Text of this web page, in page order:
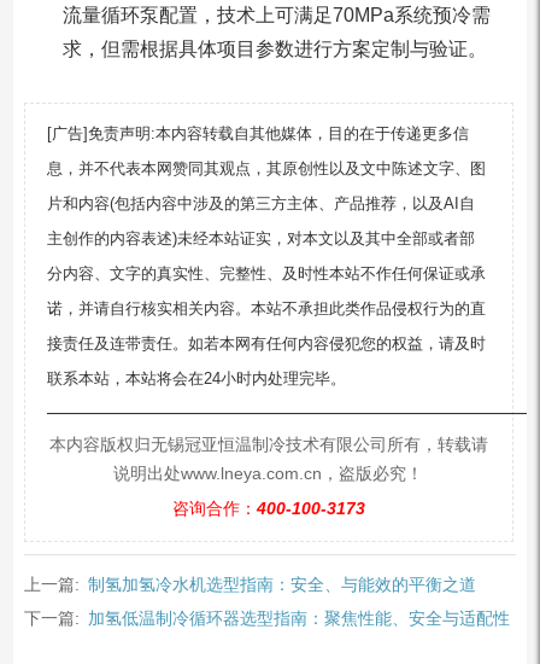
流量循环泵配置，技术上可满足70MPa系统预冷需
求，但需根据具体项目参数进行方案定制与验证。
[广告]免责声明:本内容转载自其他媒体，目的在于传递更多信
息，并不代表本网赞同其观点，其原创性以及文中陈述文字、图
片和内容(包括内容中涉及的第三方主体、产品推荐，以及AI自
主创作的内容表述)未经本站证实，对本文以及其中全部或者部
分内容、文字的真实性、完整性、及时性本站不作任何保证或承
诺，并请自行核实相关内容。本站不承担此类作品侵权行为的直
接责任及连带责任。如若本网有任何内容侵犯您的权益，请及时
联系本站，本站将会在24小时内处理完毕。
本内容版权归无锡冠亚恒温制冷技术有限公司所有，转载请
说明出处www.lneya.com.cn，盗版必究！
咨询合作： 400-100-3173
上一篇: 制氢加氢冷水机选型指南：安全、与能效的平衡之道
下一篇: 加氢低温制冷循环器选型指南：聚焦性能、安全与适配性